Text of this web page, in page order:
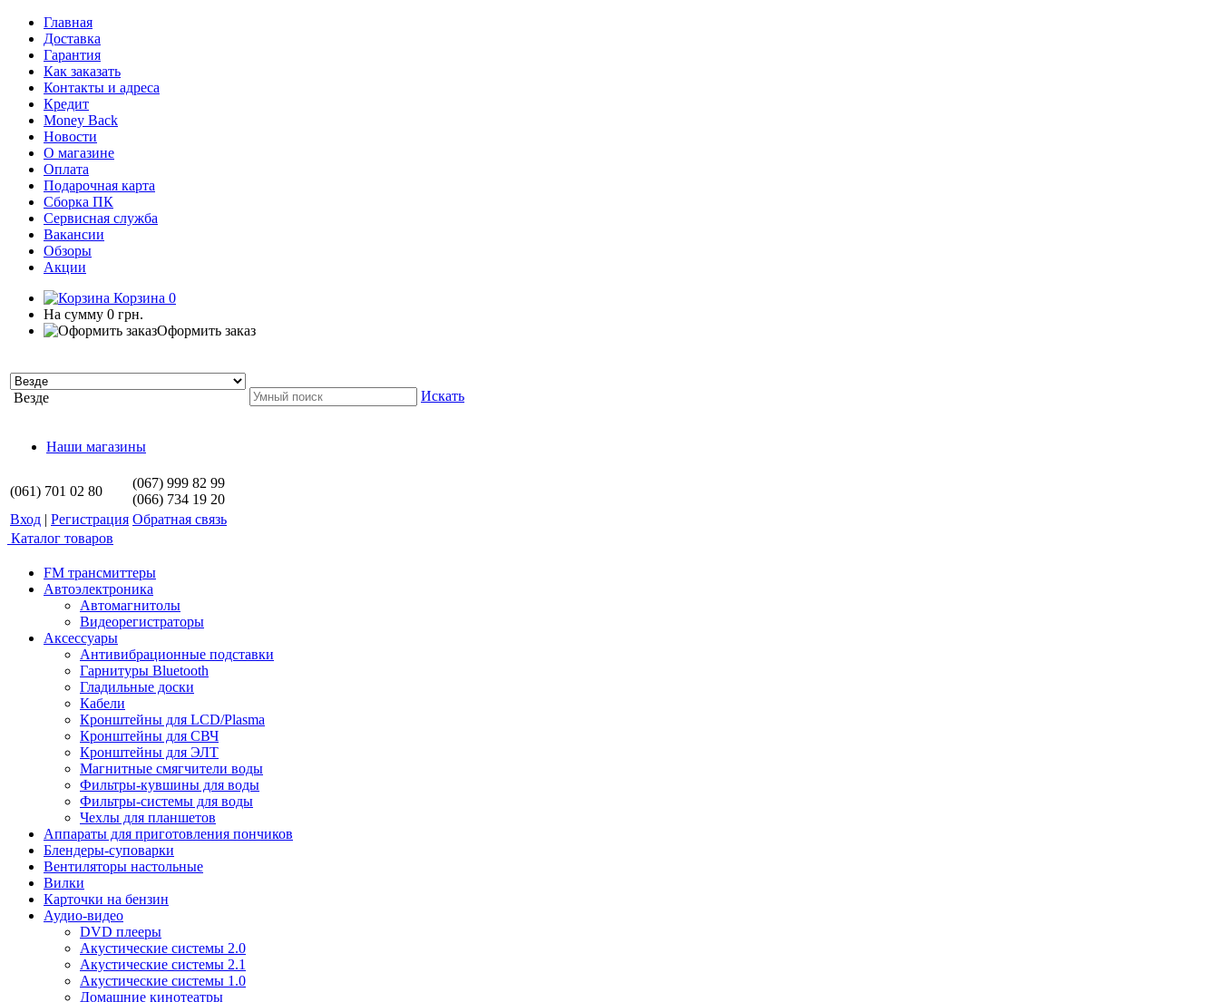
Главная
Доставка
Гарантия
Как заказать
Контакты и адреса
Кредит
Money Back
Новости
О магазине
Оплата
Подарочная карта
Сборка ПК
Сервисная служба
Вакансии
Обзоры
Акции
Корзина 0
На сумму 0 грн.
Оформить заказ
Везде Искать
Наши магазины
(061) 701 02 80
(067) 999 82 99
(066) 734 19 20
Вход | Регистрация Обратная связь
Каталог товаров
FM трансмиттеры
Автоэлектроника
Автомагнитолы
Видеорегистраторы
Аксессуары
Антивибрационные подставки
Гарнитуры Bluetooth
Гладильные доски
Кабели
Кронштейны для LCD/Plasma
Кронштейны для СВЧ
Кронштейны для ЭЛТ
Магнитные смягчители воды
Фильтры-кувшины для воды
Фильтры-системы для воды
Чехлы для планшетов
Аппараты для приготовления пончиков
Блендеры-суповарки
Вентиляторы настольные
Вилки
Карточки на бензин
Аудио-видео
DVD плееры
Акустические системы 2.0
Акустические системы 2.1
Акустические системы 1.0
Домашние кинотеатры